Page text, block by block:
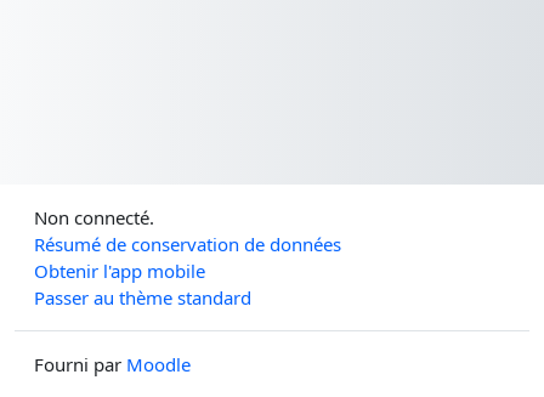
Non connecté.
Résumé de conservation de données
Obtenir l'app mobile
Passer au thème standard
Fourni par Moodle